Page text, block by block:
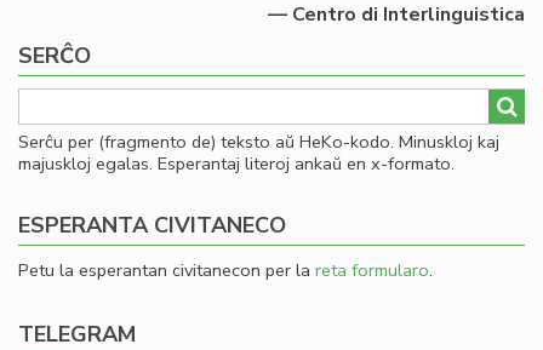
— Centro di Interlinguistica
SERĈO
Serĉu per (fragmento de) teksto aŭ HeKo-kodo. Minuskloj kaj
majuskloj egalas. Esperantaj literoj ankaŭ en x-formato.
ESPERANTA CIVITANECO
Petu la esperantan civitanecon per la reta formularo.
TELEGRAM